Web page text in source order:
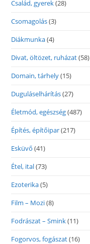
Család, gyerek(28)
Csomagolás(3)
Diákmunka(4)
Divat, öltözet, ruházat(58)
Domain, tárhely(15)
Duguláselhárítás(27)
Életmód, egészség(487)
Építés, építőipar(217)
Esküvő (41)
Étel, ital(73)
Ezoterika(5)
Film – Mozi(8)
Fodrászat – Smink(11)
Fogorvos, fogászat(16)